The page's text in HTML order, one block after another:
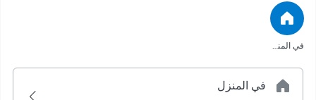
في المنزل
في المنزل